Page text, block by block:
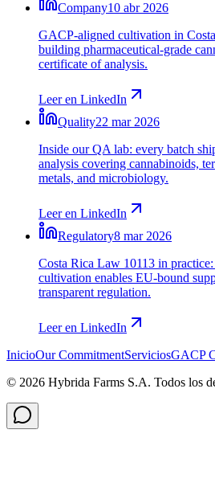
Company10 abr 2026
GACP-aligned cultivation in
building pharmaceutical-grade
certificate of analysis.
Leer en LinkedIn
Quality22 mar 2026
Inside our QA lab: every batch
analysis covering cannabinoids,
metals, and microbiology.
Leer en LinkedIn
Regulatory8 mar 2026
Costa Rica Law 10113 in
cultivation enables EU-bound
transparent regulation.
Leer en LinkedIn
InicioOur CommitmentServiciosGACP
© 2026 Hybrida Farms S.A. Todos los